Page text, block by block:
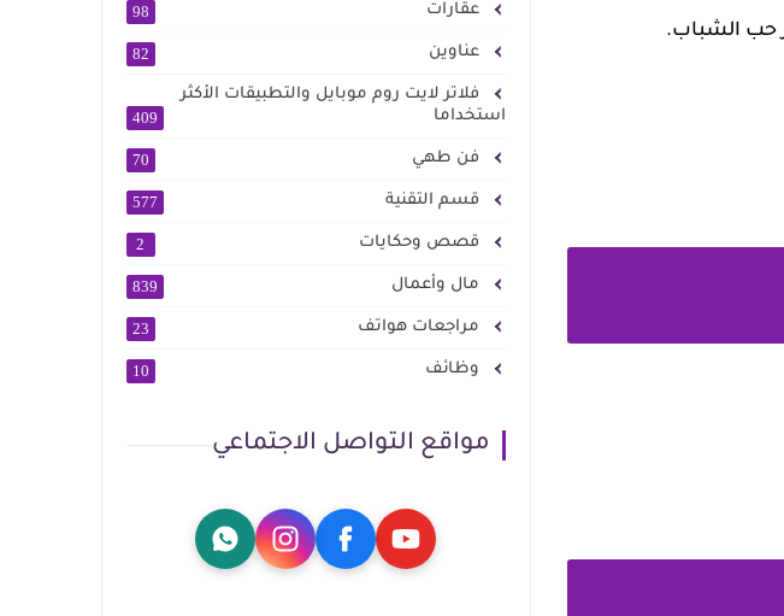
حب الشباب.
عقارات 98
عناوين 82
فلاتر لايت روم موبايل والتطبيقات الأكثر
استخداما
409
فن طهي 70
قسم التقنية 577
قصص وحكايات 2
مال وأعمال 839
مراجعات هواتف 23
وظائف 10
مواقع التواصل الاجتماعي